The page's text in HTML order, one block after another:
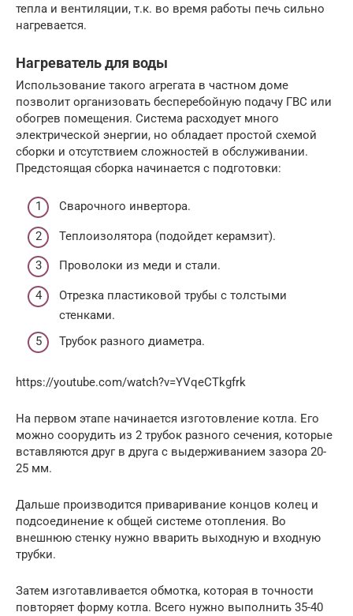
тепла и вентиляции, т.к. во время работы печь сильно
нагревается.
Нагреватель для воды
Использование такого агрегата в частном доме
позволит организовать бесперебойную подачу ГВС или
обогрев помещения. Система расходует много
электрической энергии, но обладает простой схемой
сборки и отсутствием сложностей в обслуживании.
Предстоящая сборка начинается с подготовки:
Сварочного инвертора.
Теплоизолятора (подойдет керамзит).
Проволоки из меди и стали.
Отрезка пластиковой трубы с толстыми
стенками.
Трубок разного диаметра.
https://youtube.com/watch?v=YVqeCTkgfrk
На первом этапе начинается изготовление котла. Его
можно соорудить из 2 трубок разного сечения, которые
вставляются друг в друга с выдерживанием зазора 20-
25 мм.
Дальше производится приваривание концов колец и
подсоединение к общей системе отопления. Во
внешнюю стенку нужно вварить выходную и входную
трубки.
Затем изготавливается обмотка, которая в точности
повторяет форму котла. Всего нужно выполнить 35-40